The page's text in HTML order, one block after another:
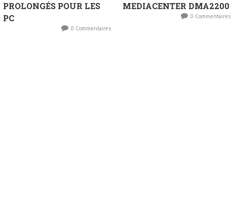
PROLONGÉS POUR LES
PC
0 Commentaires
MEDIACENTER DMA2200
0 Commentaires